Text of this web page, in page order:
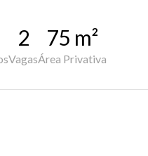
2
Vagas
75 m²
Área Privativa